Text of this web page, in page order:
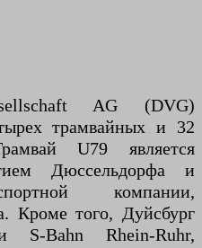
AG (DVG)
трамвайных и 32
U79 является
Дюссельдорфа и
компании,
Кроме того, Дуйсбург
S-Bahn Rhein-Ruhr,